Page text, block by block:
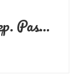
Exposició: El Petit Príncep. Passió de col·leccionista - CRAI Biblioteca de Lletres, fins el 10/04